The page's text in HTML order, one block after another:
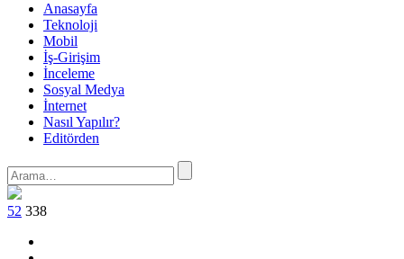
Anasayfa
Teknoloji
Mobil
İş-Girişim
İnceleme
Sosyal Medya
İnternet
Nasıl Yapılır?
Editörden
52 338